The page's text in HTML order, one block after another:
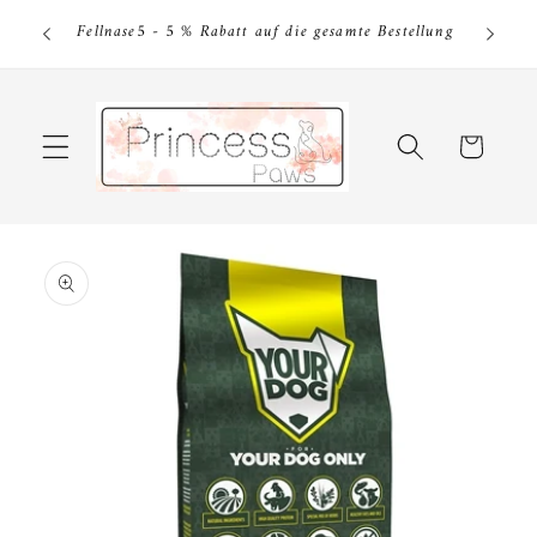
zum
von Fellnase5 - 5 % Rabatt auf die gesamte Bestellung
Warenkorb